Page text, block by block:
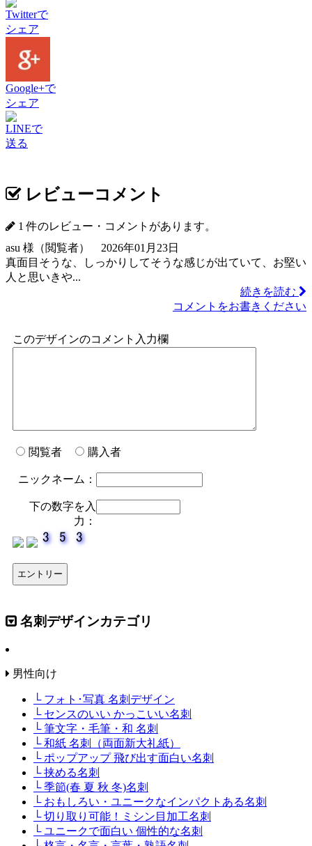
Twitterで
シェア
Google+で
シェア
LINEで
送る
レビューコメント
1 件のレビュー・コメントがあります。
asu 様（閲覧者） 2026年01月23日
真面目そうな、しっかりしてそうな感じが出ていて、お堅い
人と思いきや...
続きを読む
コメントをお書きください
このデザインのコメント入力欄
閲覧者 購入者
ニックネーム：
下の数字を入
力：
名刺デザインカテゴリ
男性向け
└ フォト･写真 名刺デザイン
└ センスのいい かっこいい名刺
└ 筆文字・毛筆・和 名刺
└ 和紙 名刺（両面新大礼紙）
└ ポップアップ 飛び出す面白い名刺
└ 挟める名刺
└ 季節(春 夏 秋 冬)名刺
└ おもしろい・ユニークなインパクトある名刺
└ 切り取り可能！ミシン目加工名刺
└ ユニークで面白い 個性的な名刺